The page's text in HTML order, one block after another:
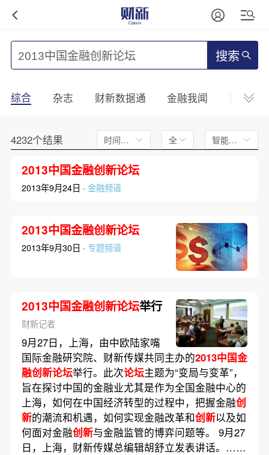
搜索
综合 杂志 财新数据通 金融我闻 财新
4232个结果 时间不限 全文 智能排序
2013中国金融创新论坛
2013年9月24日 · 金融频道
2013中国金融创新论坛
2013年9月30日 · 专题频道
2013中国金融创新论坛举行
财新记者
9月27日，上海，由中欧陆家嘴
国际金融研究院、财新传媒共同主办的2013中国金
融创新论坛举行。此次论坛主题为“变局与变革”，
旨在探讨中国的金融业尤其是作为全国金融中心的
上海，如何在中国经济转型的过程中，把握金融创
新的潮流和机遇，如何实现金融改革和创新以及如
何面对金融创新与金融监管的博弈问题等。 9月27
日，上海，财新传媒总编辑胡舒立发表讲话。……